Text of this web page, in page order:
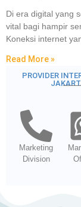
Di era digital yang
vital bagi hampir
Koneksi internet
Read More »
PROVIDER
Marketing
Division